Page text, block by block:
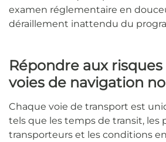
examen réglementaire en
déraillement inattendu du
Répondre aux risques
voies de navigation
Chaque voie de transport est
tels que les temps de transit, les
transporteurs et les conditions